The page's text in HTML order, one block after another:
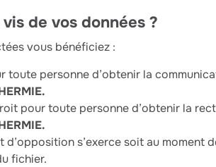
de vos données ?
vous bénéficiez :
toute personne d’obtenir la
pour toute personne d’obtenir la
d’opposition s’exerce soit au moment
fichier.